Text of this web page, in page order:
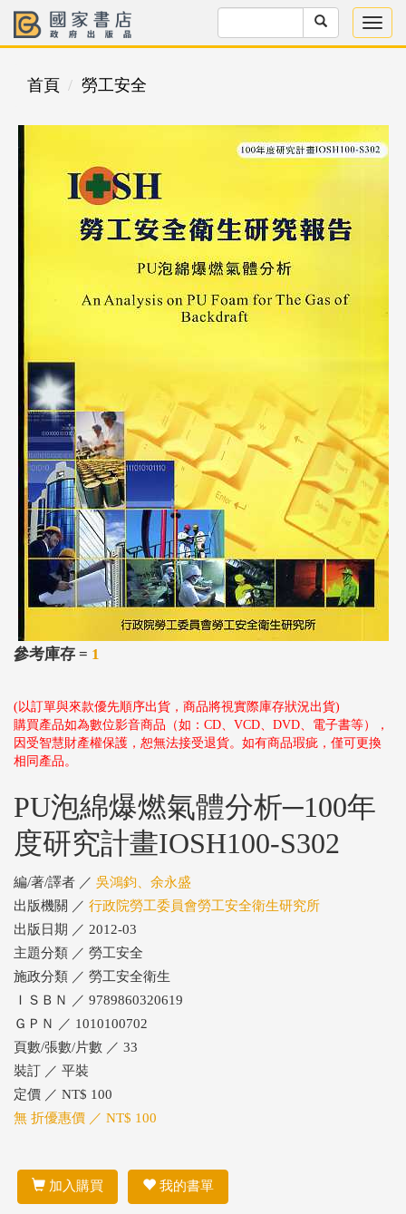
首頁 勞工安全
參考庫存 = 1
(以訂單與來款優先順序出貨，商品將視實際庫存狀況出貨)
購買產品如為數位影音商品（如：CD、VCD、DVD、電子書等），
因受智慧財產權保護，恕無法接受退貨。如有商品瑕疵，僅可更換
相同產品。
PU泡綿爆燃氣體分析─100年
度研究計畫IOSH100-S302
編/著/譯者 ／ 吳鴻鈞、余永盛
出版機關 ／ 行政院勞工委員會勞工安全衛生研究所
出版日期 ／ 2012-03
主題分類 ／ 勞工安全
施政分類 ／ 勞工安全衛生
ＩＳＢＮ ／ 9789860320619
ＧＰＮ ／ 1010100702
頁數/張數/片數 ／ 33
裝訂 ／ 平裝
定價 ／ NT$ 100
無 折優惠價 ／ NT$ 100
加入購買 我的書單